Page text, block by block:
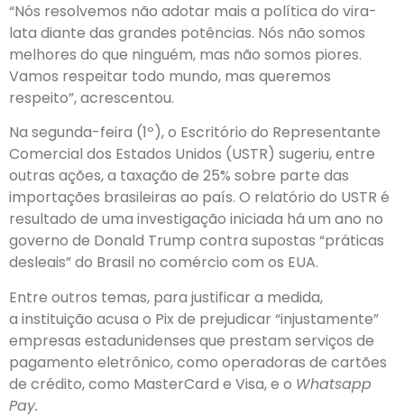
“Nós resolvemos não adotar mais a política do vira-
lata diante das grandes potências. Nós não somos
melhores do que ninguém, mas não somos piores.
Vamos respeitar todo mundo, mas queremos
respeito”, acrescentou.
Na segunda-feira (1º), o Escritório do Representante
Comercial dos Estados Unidos (USTR) sugeriu, entre
outras ações, a taxação de 25% sobre parte das
importações brasileiras ao país. O relatório do USTR é
resultado de uma investigação iniciada há um ano no
governo de Donald Trump contra supostas “práticas
desleais” do Brasil no comércio com os EUA.
Entre outros temas, para justificar a medida,
a instituição acusa o Pix de prejudicar “injustamente”
empresas estadunidenses que prestam serviços de
pagamento eletrônico, como operadoras de cartões
de crédito, como MasterCard e Visa, e o Whatsapp
Pay.